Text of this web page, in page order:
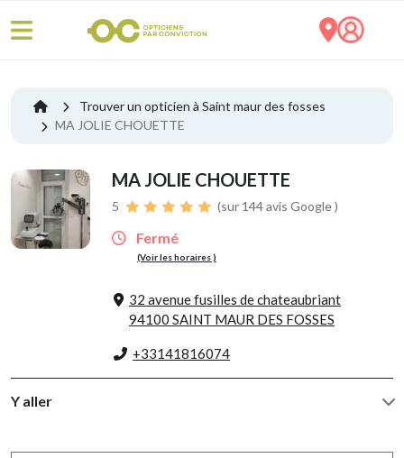
Trouver un opticien à Saint maur des fosses
MA JOLIE CHOUETTE
MA JOLIE CHOUETTE
5 (sur 144 avis Google )
Fermé
(Voir les horaires )
32 avenue fusilles de chateaubriant
94100 SAINT MAUR DES FOSSES
+33141816074
Y aller